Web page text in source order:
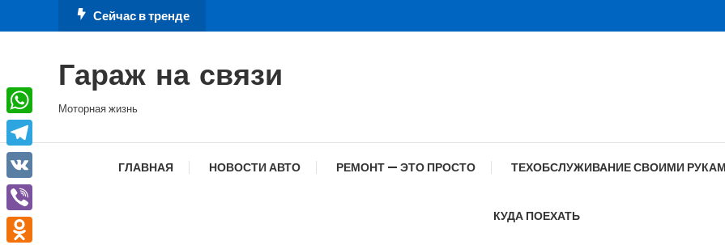
к
Сейчас в тренде
Гараж на связи
Моторная жизнь
ГЛАВНАЯ НОВОСТИ АВТО РЕМОНТ — ЭТО ПРОСТО ТЕХОБСЛУЖИВАНИЕ СВОИМИ
КУДА ПОЕХАТЬ
WhatsApp
Telegram
VK
Viber